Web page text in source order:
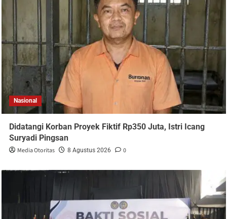
Nasional
Didatangi Korban Proyek Fiktif Rp350 Juta, Istri Icang
Suryadi Pingsan
Media Otoritas 8 Agustus 2026 0